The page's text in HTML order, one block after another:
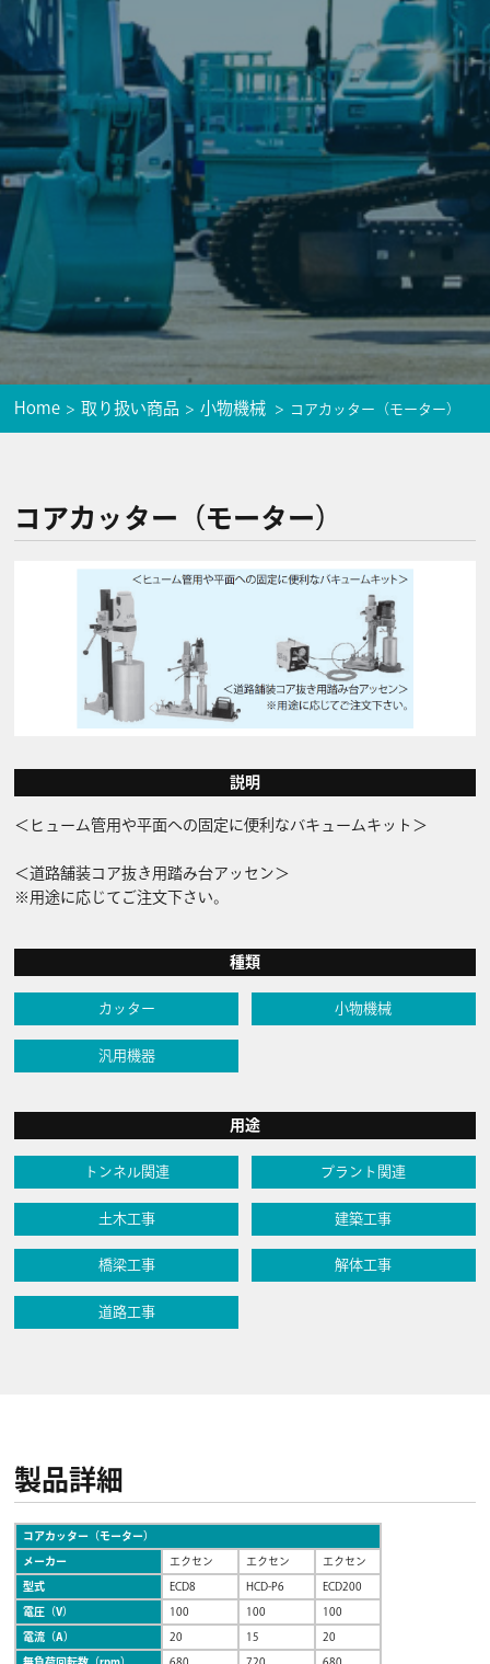
Home 取り扱い商品 小物機械 コアカッター（モーター）
コアカッター（モーター）
説明
＜ヒューム管用や平面への固定に便利なバキュームキット＞
＜道路舗装コア抜き用踏み台アッセン＞
※用途に応じてご注文下さい。
種類
カッター 小物機械
汎用機器
用途
トンネル関連 プラント関連
土木工事 建築工事
橋梁工事 解体工事
道路工事
製品詳細
コアカッター（モーター）
メーカー エクセン エクセン エクセン
型式 ECD8 HCD-P6 ECD200
電圧（V） 100 100 100
電流（A） 20 15 20
無負荷回転数（rpm） 680 720 680